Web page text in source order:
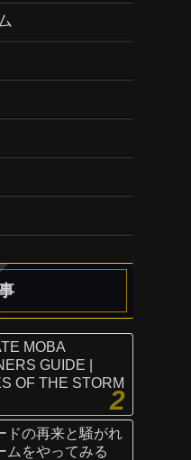
MOBA
GUIDE |
OF THE STORM
ドの再来と騒がれ
ムをやってみる